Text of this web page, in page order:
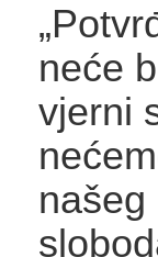
neće
vjerni